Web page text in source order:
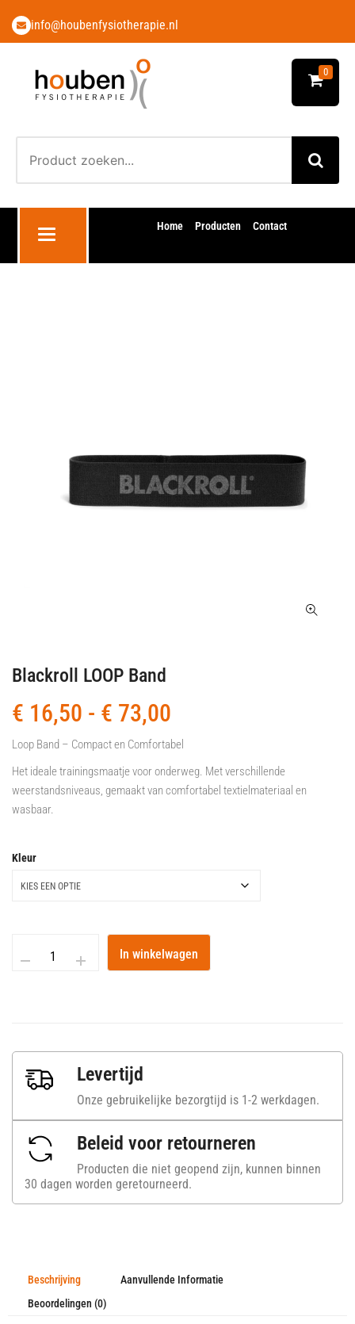
info@houbenfysiotherapie.nl
0
Toggle navigation
Home Producten Contact
Blackroll LOOP Band
€ 16,50 - € 73,00
Loop Band – Compact en Comfortabel
Het ideale trainingsmaatje voor onderweg. Met verschillende
weerstandsniveaus, gemaakt van comfortabel textielmateriaal en
wasbaar.
Kleur
In winkelwagen
Levertijd
Onze gebruikelijke bezorgtijd is 1-2 werkdagen.
Beleid voor retourneren
Producten die niet geopend zijn, kunnen binnen
30 dagen worden geretourneerd.
Beschrijving
Aanvullende Informatie
Beoordelingen (0)